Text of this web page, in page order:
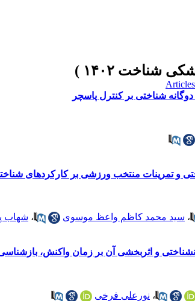
شناختی بر کنترل پاسچر
و تمرینات منتخب ورزشی بر کارکردهای
، سید محمد کاظم واعظ موسوی ، شهاب
و اثربخشی آن بر زمان واکنش،
، نورعلی فرخی